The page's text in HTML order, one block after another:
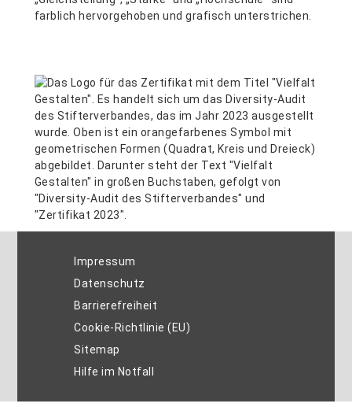
Impressum
Datenschutz
Barrierefreiheit
Cookie-Richtlinie (EU)
Sitemap
Hilfe im Notfall